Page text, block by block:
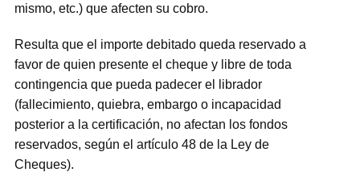
mismo, etc.) que afecten su cobro.
Resulta que el importe debitado queda reservado a
favor de quien presente el cheque y libre de toda
contingencia que pueda padecer el librador
(fallecimiento, quiebra, embargo o incapacidad
posterior a la certificación, no afectan los fondos
reservados, según el artículo 48 de la Ley de
Cheques).